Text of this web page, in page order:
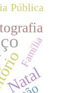
Natal
Pública
Família